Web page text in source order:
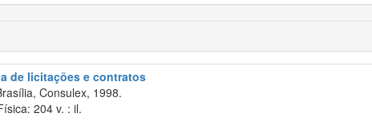
de licitações e contratos
Consulex, 1998.
204 v. : il.